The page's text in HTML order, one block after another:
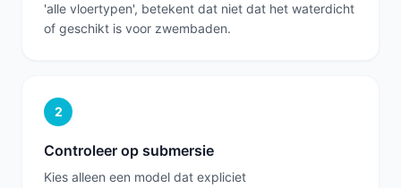
'alle vloertypen', betekent dat niet dat het waterdicht
of geschikt is voor zwembaden.
2
Controleer op submersie
Kies alleen een model dat expliciet